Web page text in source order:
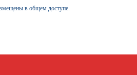
в общем доступе.